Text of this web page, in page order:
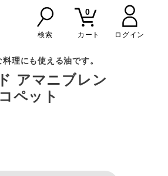
検索
0
カート
理にも使える油です。
アマニブレン
ペット